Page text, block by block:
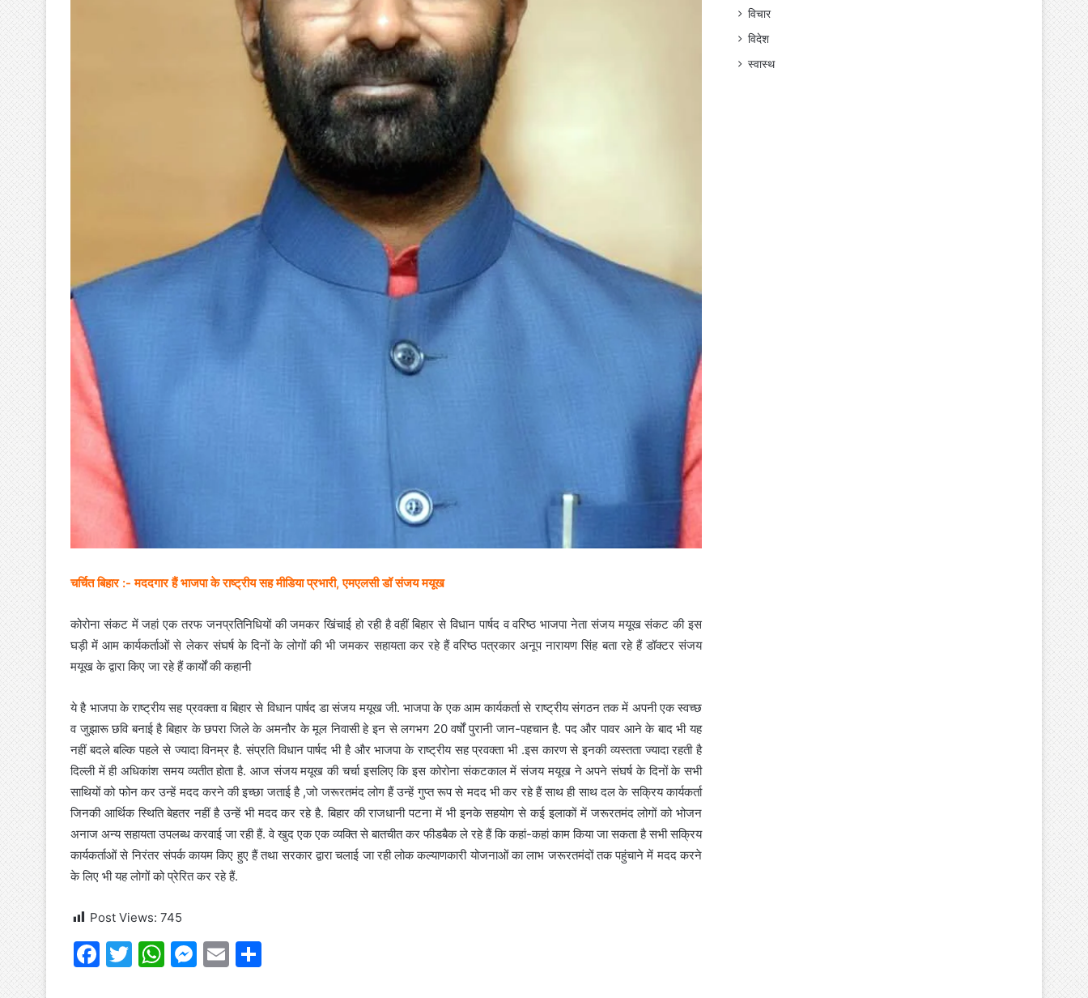
चर्चित बिहार :- मददगार हैं भाजपा के राष्ट्रीय सह मीडिया प्रभारी, एमएलसी डॉ संजय मयूख
कोरोना संकट में जहां एक तरफ जनप्रतिनिधियों की जमकर खिंचाई हो रही है वहीं बिहार से विधान पार्षद व वरिष्ठ भाजपा नेता संजय मयूख संकट की इस
घड़ी में आम कार्यकर्ताओं से लेकर संघर्ष के दिनों के लोगों की भी जमकर सहायता कर रहे हैं वरिष्ठ पत्रकार अनूप नारायण सिंह बता रहे हैं डॉक्टर संजय
मयूख के द्वारा किए जा रहे हैं कार्यों की कहानी
ये है भाजपा के राष्ट्रीय सह प्रवक्ता व बिहार से विधान पार्षद डा संजय मयूख जी. भाजपा के एक आम कार्यकर्ता से राष्ट्रीय संगठन तक में अपनी एक स्वच्छ
व जुझारू छवि बनाई है बिहार के छपरा जिले के अमनौर के मूल निवासी हे इन से लगभग 20 वर्षों पुरानी जान-पहचान है. पद और पावर आने के बाद भी यह
नहीं बदले बल्कि पहले से ज्यादा विनम्र है. संप्रति विधान पार्षद भी है और भाजपा के राष्ट्रीय सह प्रवक्ता भी .इस कारण से इनकी व्यस्तता ज्यादा रहती है
दिल्ली में ही अधिकांश समय व्यतीत होता है. आज संजय मयूख की चर्चा इसलिए कि इस कोरोना संकटकाल में संजय मयूख ने अपने संघर्ष के दिनों के सभी
साथियों को फोन कर उन्हें मदद करने की इच्छा जताई है ,जो जरूरतमंद लोग हैं उन्हें गुप्त रूप से मदद भी कर रहे हैं साथ ही साथ दल के सक्रिय कार्यकर्ता
जिनकी आर्थिक स्थिति बेहतर नहीं है उन्हें भी मदद कर रहे है. बिहार की राजधानी पटना में भी इनके सहयोग से कई इलाकों में जरूरतमंद लोगों को भोजन
अनाज अन्य सहायता उपलब्ध करवाई जा रही हैं. वे खुद एक एक व्यक्ति से बातचीत कर फीडबैक ले रहे हैं कि कहां-कहां काम किया जा सकता है सभी सक्रिय
कार्यकर्ताओं से निरंतर संपर्क कायम किए हुए हैं तथा सरकार द्वारा चलाई जा रही लोक कल्याणकारी योजनाओं का लाभ जरूरतमंदों तक पहुंचाने में मदद करने
के लिए भी यह लोगों को प्रेरित कर रहे हैं.
Post Views: 745
F
T
W M E
विचार
विदेश
स्वास्थ